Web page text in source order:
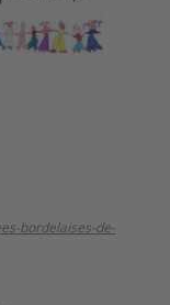
bordelaises-de-